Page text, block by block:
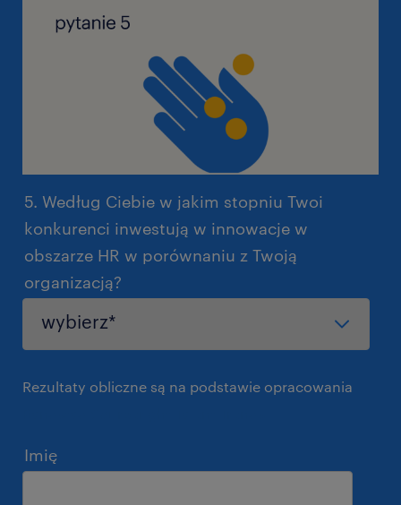
5. Według Ciebie w jakim stopniu Twoi
konkurenci inwestują w innowacje w
obszarze HR w porównaniu z Twoją
organizacją?
Rezultaty obliczne są na podstawie opracowania
Imię